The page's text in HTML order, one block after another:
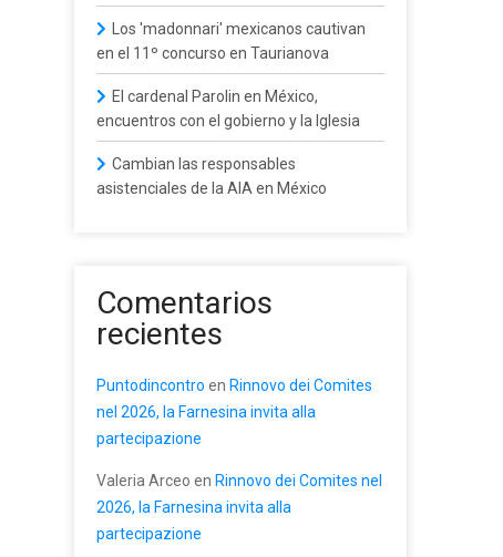
Los 'madonnari' mexicanos cautivan
en el 11º concurso en Taurianova
El cardenal Parolin en México,
encuentros con el gobierno y la Iglesia
Cambian las responsables
asistenciales de la AIA en México
Comentarios
recientes
Puntodincontro en Rinnovo dei Comites
nel 2026, la Farnesina invita alla
partecipazione
Valeria Arceo en Rinnovo dei Comites nel
2026, la Farnesina invita alla
partecipazione